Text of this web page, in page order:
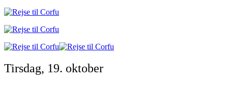
Tirsdag, 19. oktober